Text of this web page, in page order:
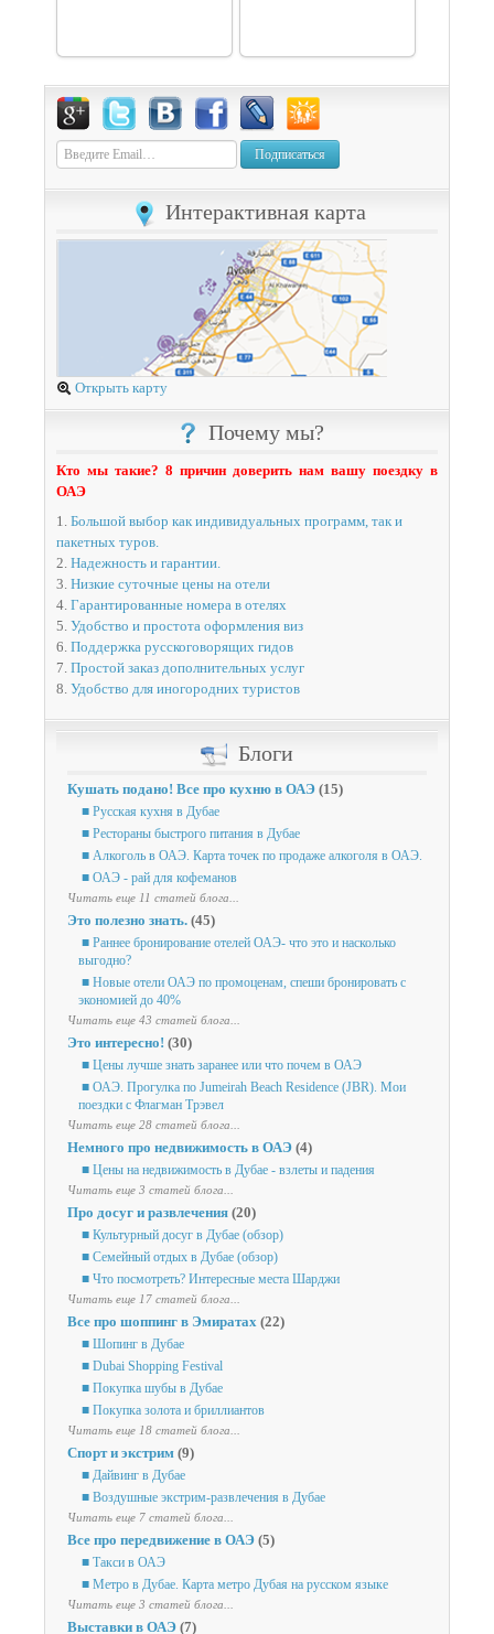
Подписаться
Интерактивная карта
Открыть карту
Почему мы?
Кто мы такие? 8 причин доверить нам вашу поездку в
ОАЭ
1. Большой выбор как индивидуальных программ, так и
пакетных туров.
2. Надежность и гарантии.
3. Низкие суточные цены на отели
4. Гарантированные номера в отелях
5. Удобство и простота оформления виз
6. Поддержка русскоговорящих гидов
7. Простой заказ дополнительных услуг
8. Удобство для иногородних туристов
Блоги
Кушать подано! Все про кухню в ОАЭ (15)
■ Русская кухня в Дубае
■ Рестораны быстрого питания в Дубае
■ Алкоголь в ОАЭ. Карта точек по продаже алкоголя в ОАЭ.
■ ОАЭ - рай для кофеманов
Читать еще 11 статей блога...
Это полезно знать. (45)
■ Раннее бронирование отелей ОАЭ- что это и насколько
выгодно?
■ Новые отели ОАЭ по промоценам, спеши бронировать с
экономией до 40%
Читать еще 43 статей блога...
Это интересно! (30)
■ Цены лучше знать заранее или что почем в ОАЭ
■ ОАЭ. Прогулка по Jumeirah Beach Residence (JBR). Мои
поездки с Флагман Трэвел
Читать еще 28 статей блога...
Немного про недвижимость в ОАЭ (4)
■ Цены на недвижимость в Дубае - взлеты и падения
Читать еще 3 статей блога...
Про досуг и развлечения (20)
■ Культурный досуг в Дубае (обзор)
■ Семейный отдых в Дубае (обзор)
■ Что посмотреть? Интересные места Шарджи
Читать еще 17 статей блога...
Все про шоппинг в Эмиратах (22)
■ Шопинг в Дубае
■ Dubai Shopping Festival
■ Покупка шубы в Дубае
■ Покупка золота и бриллиантов
Читать еще 18 статей блога...
Спорт и экстрим (9)
■ Дайвинг в Дубае
■ Воздушные экстрим-развлечения в Дубае
Читать еще 7 статей блога...
Все про передвижение в ОАЭ (5)
■ Такси в ОАЭ
■ Метро в Дубае. Карта метро Дубая на русском языке
Читать еще 3 статей блога...
Выставки в ОАЭ (7)